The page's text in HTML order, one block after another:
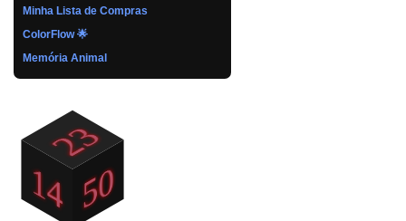
Minha Lista de Compras
ColorFlow 🌟
Memória Animal